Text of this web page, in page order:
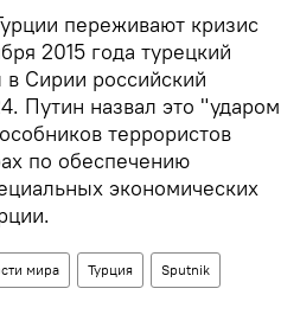
переживают кризис
2015 года турецкий
в Сирии российский
Путин назвал это "ударом
террористов
по обеспечению
экономических
мира Турция Sputnik